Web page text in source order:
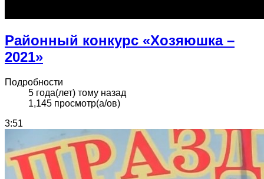
Районный конкурс «Хозяюшка –
2021»
Подробности
5 года(лет) тому назад
1,145 просмотр(а/ов)
3:51